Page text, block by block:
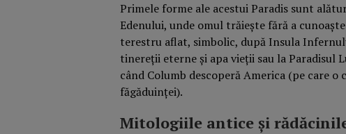
Primele forme ale acestui Paradis sunt
Edenului, unde omul trăiește fără a
terestru aflat, simbolic, după Insula
tinereții eterne și apa vieții sau la Paradisul
când Columb descoperă America (pe care
făgăduinței).
Mitologiile antice și